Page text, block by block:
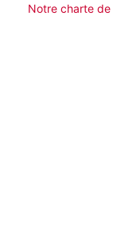
Notre charte